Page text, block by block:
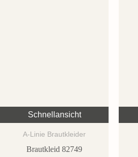
Schnellansicht
A-Linie Brautkleider
Brautkleid 82749